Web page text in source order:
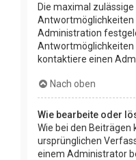
Die maximal
Antwortmöglichkeiten
Administration
Antwortmöglichkeiten
kontaktiere einen
Nach oben
Wie bearbeite oder
Wie bei den
ursprünglichen
einem Administrator